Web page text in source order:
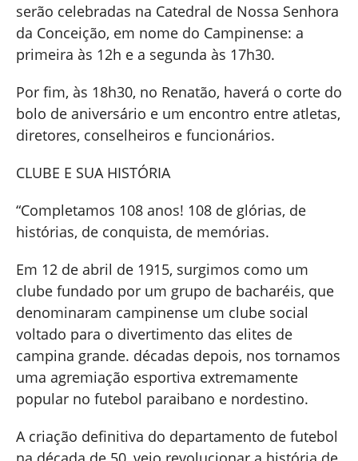
serão celebradas na Catedral de Nossa Senhora
da Conceição, em nome do Campinense: a
primeira às 12h e a segunda às 17h30.
Por fim, às 18h30, no Renatão, haverá o corte do
bolo de aniversário e um encontro entre atletas,
diretores, conselheiros e funcionários.
CLUBE E SUA HISTÓRIA
“Completamos 108 anos! 108 de glórias, de
histórias, de conquista, de memórias.
Em 12 de abril de 1915, surgimos como um
clube fundado por um grupo de bacharéis, que
denominaram campinense um clube social
voltado para o divertimento das elites de
campina grande. décadas depois, nos tornamos
uma agremiação esportiva extremamente
popular no futebol paraibano e nordestino.
A criação definitiva do departamento de futebol